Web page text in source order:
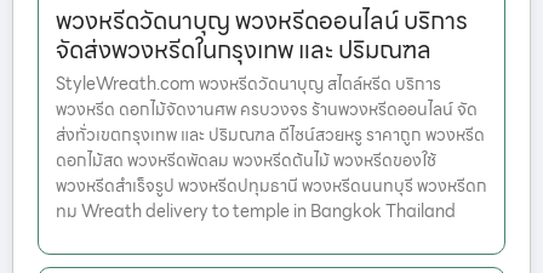
พวงหรีดวัดนาบุญ พวงหรีดออนไลน์ บริการ
จัดส่งพวงหรีดในกรุงเทพ และ ปริมณฑล
StyleWreath.com พวงหรีดวัดนาบุญ สไตล์หรีด บริการ
พวงหรีด ดอกไม้จัดงานศพ ครบวงจร ร้านพวงหรีดออนไลน์ จัด
ส่งทั่วเขตกรุงเทพ และ ปริมณฑล ดีไซน์สวยหรู ราคาถูก พวงหรีด
ดอกไม้สด พวงหรีดพัดลม พวงหรีดต้นไม้ พวงหรีดของใช้
พวงหรีดสำเร็จรูป พวงหรีดปทุมธานี พวงหรีดนนทบุรี พวงหรีดก
ทม Wreath delivery to temple in Bangkok Thailand